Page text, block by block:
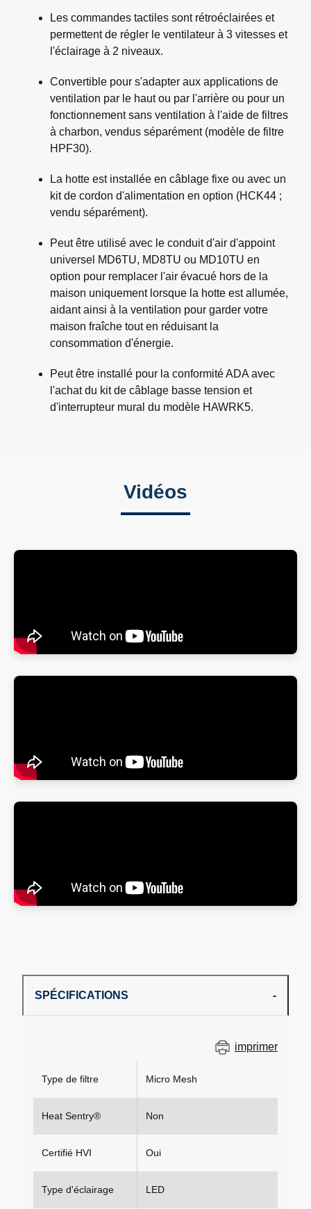
Les commandes tactiles sont rétroéclairées et
permettent de régler le ventilateur à 3 vitesses et
l'éclairage à 2 niveaux.
Convertible pour s'adapter aux applications de
ventilation par le haut ou par l'arrière ou pour un
fonctionnement sans ventilation à l'aide de filtres
à charbon, vendus séparément (modèle de filtre
HPF30).
La hotte est installée en câblage fixe ou avec un
kit de cordon d'alimentation en option (HCK44 ;
vendu séparément).
Peut être utilisé avec le conduit d'air d'appoint
universel MD6TU, MD8TU ou MD10TU en
option pour remplacer l'air évacué hors de la
maison uniquement lorsque la hotte est allumée,
aidant ainsi à la ventilation pour garder votre
maison fraîche tout en réduisant la
consommation d'énergie.
Peut être installé pour la conformité ADA avec
l'achat du kit de câblage basse tension et
d'interrupteur mural du modèle HAWRK5.
Vidéos
SPÉCIFICATIONS
imprimer
Type de filtre Micro Mesh
Heat Sentry® Non
Certifié HVI Oui
Type d'éclairage LED